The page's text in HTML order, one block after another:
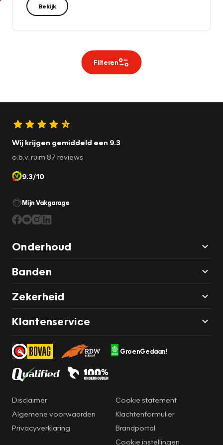
Bekijk
Filteren
Wij krijgen gemiddeld een 9.3
o.b.v. ruim 87 reviews
9.3/10
Mijn Vakgarage
Onderhoud
Banden
Zekerheid
Klantenservice
GroenGedaan!
Disclaimer
Algemene voorwaarden
Privacyverklaring
Cookie statement
Klachtenformulier
Brandportal
Cookie instellingen